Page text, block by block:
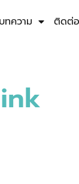
ทความ ติดต่อ